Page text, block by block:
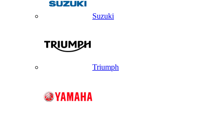
Suzuki
Triumph